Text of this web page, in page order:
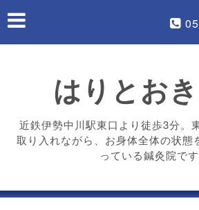
はりとお
近鉄伊勢中川駅東口より徒歩3分。
取り入れながら、お身体全体の状態
っている鍼灸院です